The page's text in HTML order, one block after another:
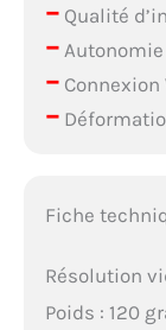
–Qualité
–
–Connexion
–
Fiche
Résolution
Poids : 120